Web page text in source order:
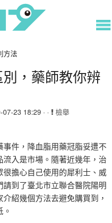
方法
，藥師教你辨
23 18:29 · · 檢舉
件，降血脂用藥冠脂妥遭不
入是市場。隨著近幾年，治
擔心自己使用的犀利士、威
到了臺北市立聯合醫院陽明
紹幾個方法去避免購買到，